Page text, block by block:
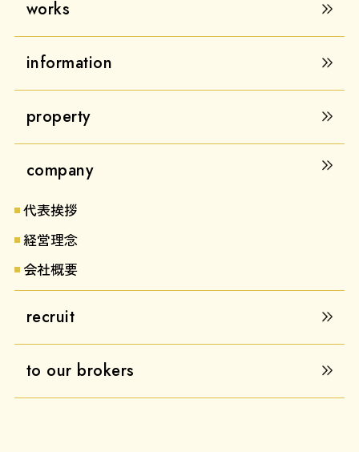
works
information
property
company
代表挨拶
経営理念
会社概要
recruit
to our brokers